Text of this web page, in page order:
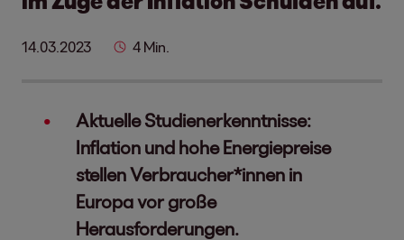
14.03.2023 4 Min.
Aktuelle Studienerkenntnisse:
Inflation und hohe Energiepreise
stellen Verbraucher*innen in
Europa vor große
Herausforderungen.